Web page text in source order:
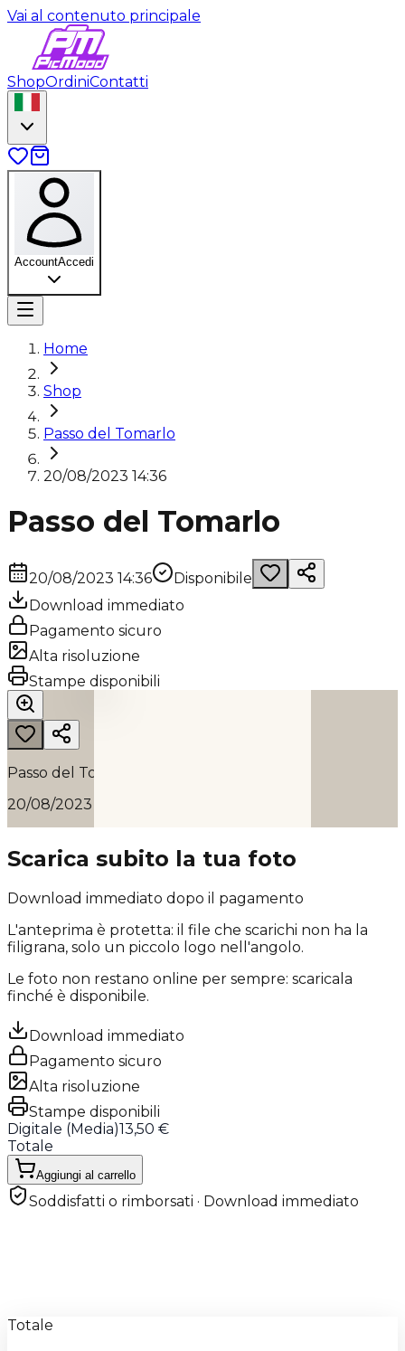
Vai al contenuto principale
ShopOrdiniContatti
AccountAccedi
Home
Shop
Passo del Tomarlo
20/08/2023 14:36
Passo del Tomarlo
20/08/2023 14:36
Disponibile
Download immediato
Pagamento sicuro
Alta risoluzione
Stampe disponibili
Passo del Tomarlo
20/08/2023 14:36
Scarica subito la tua foto
Download immediato dopo il pagamento
L'anteprima è protetta: il file che scarichi non ha la
filigrana, solo un piccolo logo nell'angolo.
Le foto non restano online per sempre: scaricala
finché è disponibile.
Download immediato
Pagamento sicuro
Alta risoluzione
Stampe disponibili
Digitale (Media)13,50 €
Totale
Aggiungi al carrello
Soddisfatti o rimborsati · Download immediato
Totale